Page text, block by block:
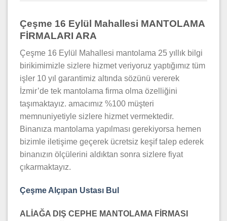
Çeşme 16 Eylül Mahallesi MANTOLAMA
FİRMALARI ARA
Çeşme 16 Eylül Mahallesi mantolama 25 yıllık bilgi
birikimimizle sizlere hizmet veriyoruz yaptığımız tüm
işler 10 yıl garantimiz altında sözünü vererek
İzmir’de tek mantolama firma olma özelliğini
taşımaktayız. amacımız %100 müşteri
memnuniyetiyle sizlere hizmet vermektedir.
Binanıza mantolama yapılması gerekiyorsa hemen
bizimle iletişime geçerek ücretsiz keşif talep ederek
binanızın ölçülerini aldıktan sonra sizlere fiyat
çıkarmaktayız.
Çeşme Alçıpan Ustası Bul
ALİAĞA DIŞ CEPHE MANTOLAMA FİRMASI